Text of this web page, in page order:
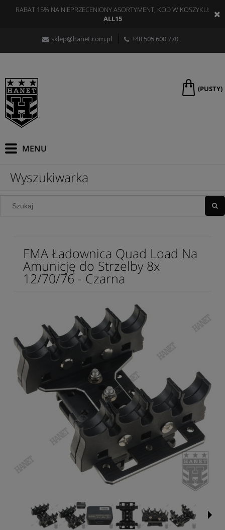
RABAT 15% NA NIEPRZECENIONY ASORTYMENT, KOD W KOSZYKU:
ALL15
sklep@hanet.com.pl +48 505 600 770
(PUSTY)
Wyszukiwarka
FMA Ładownica Quad Load Na
Amunicję do Strzelby 8x
12/70/76 - Czarna